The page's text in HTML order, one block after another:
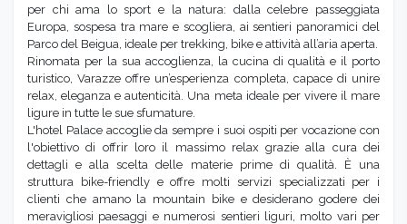
per chi ama lo sport e la natura: dalla celebre passeggiata
Europa, sospesa tra mare e scogliera, ai sentieri panoramici del
Parco del Beigua, ideale per trekking, bike e attività all’aria aperta.
Rinomata per la sua accoglienza, la cucina di qualità e il porto
turistico, Varazze offre un’esperienza completa, capace di unire
relax, eleganza e autenticità. Una meta ideale per vivere il mare
ligure in tutte le sue sfumature.
L'hotel Palace accoglie da sempre i suoi ospiti per vocazione con
l'obiettivo di offrir loro il massimo relax grazie alla cura dei
dettagli e alla scelta delle materie prime di qualità. È una
struttura bike-friendly e offre molti servizi specializzati per i
clienti che amano la mountain bike e desiderano godere dei
meravigliosi paesaggi e numerosi sentieri liguri, molto vari per